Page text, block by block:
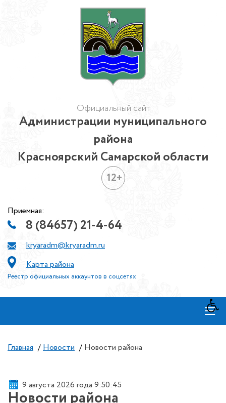
Официальный сайт
Администрации муниципального
района
Красноярский Самарской области
12+
Приемная:
8 (84657) 21-4-64
kryaradm@kryaradm.ru
Карта района
Реестр официальных аккаунтов в соцсетях
≡
Главная / Новости / Новости района
9 августа 2026 года 9:50:45
Новости района